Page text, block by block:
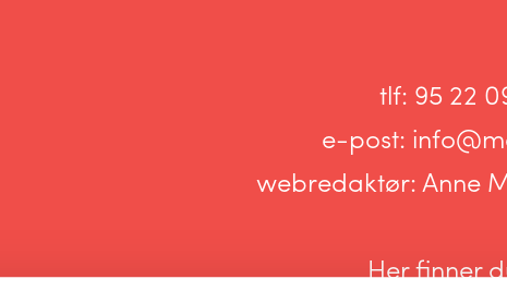
tlf: 95 22
e-post:
webredaktør: Anne
Her finner